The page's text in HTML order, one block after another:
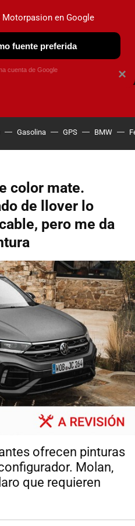
AIRE ACONDICIONADO
Gasolina GPS BMW
color mate.
de llover lo
pero me da
ofrecen pinturas
Molan,
que requieren
×
Motorpasion en Google
fuente preferida
cuenta de Google